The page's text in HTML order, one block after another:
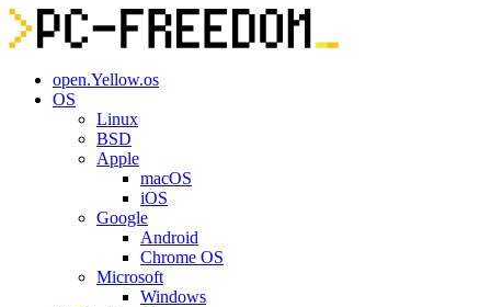
open.Yellow.os
OS
Linux
BSD
Apple
macOS
iOS
Google
Android
Chrome OS
Microsoft
Windows